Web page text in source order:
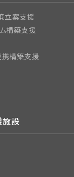
立案支援
構築支援
構築支援
設